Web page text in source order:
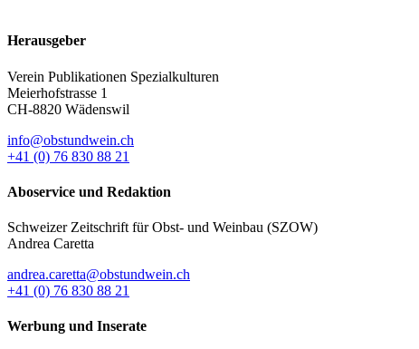
Herausgeber
Verein Publikationen Spezialkulturen
Meierhofstrasse 1
CH-8820 Wädenswil
info@obstundwein.ch
+41 (0) 76 830 88 21
Aboservice und Redaktion
Schweizer Zeitschrift für Obst- und Weinbau (SZOW)
Andrea Caretta
andrea.caretta@obstundwein.ch
+41 (0) 76 830 88 21
Werbung und Inserate